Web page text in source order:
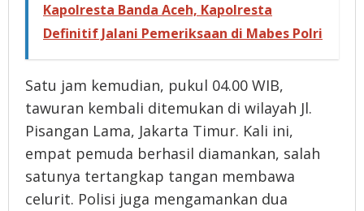
Kapolresta Banda Aceh, Kapolresta
Definitif Jalani Pemeriksaan di Mabes Polri
Satu jam kemudian, pukul 04.00 WIB,
tawuran kembali ditemukan di wilayah Jl.
Pisangan Lama, Jakarta Timur. Kali ini,
empat pemuda berhasil diamankan, salah
satunya tertangkap tangan membawa
celurit. Polisi juga mengamankan dua